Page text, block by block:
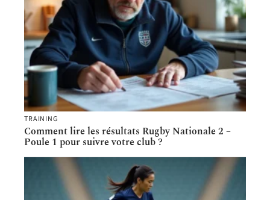
TRAINING
Comment lire les résultats Rugby Nationale 2 –
Poule 1 pour suivre votre club ?